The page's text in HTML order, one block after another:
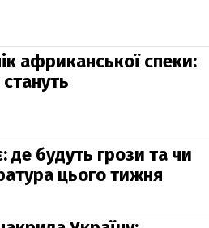
африканської спеки:
де будуть грози та чи
цього тижня